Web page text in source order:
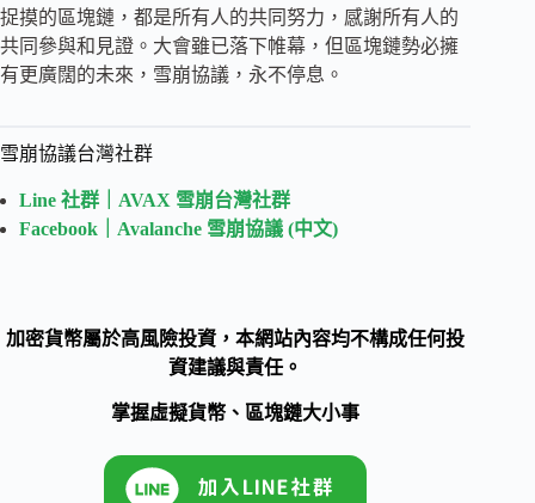
捉摸的區塊鏈，都是所有人的共同努力，感謝所有人的
共同參與和見證。大會雖已落下帷幕，但區塊鏈勢必擁
有更廣闊的未來，雪崩協議，永不停息。
雪崩協議台灣社群
Line 社群｜AVAX 雪崩台灣社群
Facebook｜Avalanche 雪崩協議 (中文)
加密貨幣屬於高風險投資，本網站內容均不構成任何投
資建議與責任。
掌握虛擬貨幣、區塊鏈大小事